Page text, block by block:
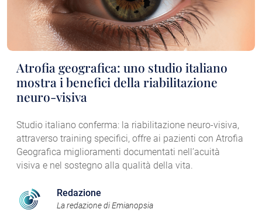
Atrofia geografica: uno studio italiano
mostra i benefici della riabilitazione
neuro-visiva
Studio italiano conferma: la riabilitazione neuro-visiva,
attraverso training specifici, offre ai pazienti con Atrofia
Geografica miglioramenti documentati nell’acuità
visiva e nel sostegno alla qualità della vita.
Redazione
La redazione di Emianopsia